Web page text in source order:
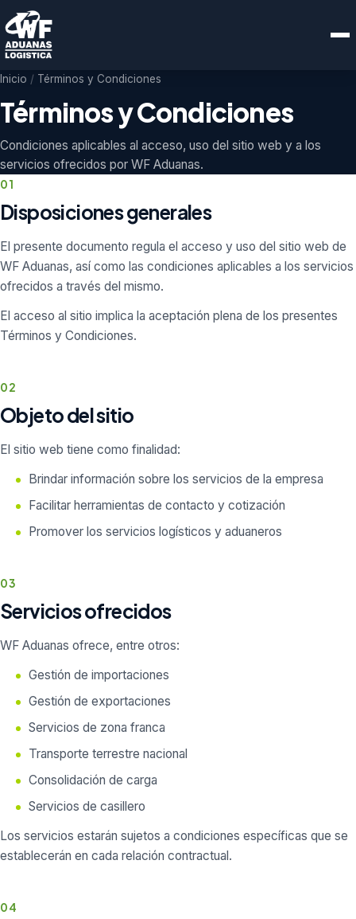
Inicio / Términos y Condiciones
Términos y Condiciones
Condiciones aplicables al acceso, uso del sitio web y a los
servicios ofrecidos por WF Aduanas.
01
Disposiciones generales
El presente documento regula el acceso y uso del sitio web de
WF Aduanas, así como las condiciones aplicables a los servicios
ofrecidos a través del mismo.
El acceso al sitio implica la aceptación plena de los presentes
Términos y Condiciones.
02
Objeto del sitio
El sitio web tiene como finalidad:
Brindar información sobre los servicios de la empresa
Facilitar herramientas de contacto y cotización
Promover los servicios logísticos y aduaneros
03
Servicios ofrecidos
WF Aduanas ofrece, entre otros:
Gestión de importaciones
Gestión de exportaciones
Servicios de zona franca
Transporte terrestre nacional
Consolidación de carga
Servicios de casillero
Los servicios estarán sujetos a condiciones específicas que se
establecerán en cada relación contractual.
04